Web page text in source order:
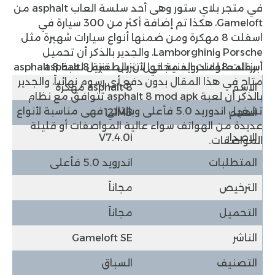
في متجر بلاي ستور وهى أحد سلسة العاب asphalt من
Gameloft، هكذا تم إضافة أكثر من 300 سيارة في
اسفلت 8 مهكرة ومن ضمنها أنواع سيارات شهيرة مثل
Porsche وLamborghini، والجدير بالذكر أن تحميل
اسفلت 8 للاندرويد مجاني لأن رابط تنزيل لعبة asphalt 8
متاح في هذا المقال بدون دفع أي رسوم نهائياً، والجدير
بالذكر أن لعبة asphalt 8 mod apk تتوافق مع نظام
تشغيل اندوريد 5.0 فأعلى وبالتالي فهى مناسبة لأنواع
عديدة من الهواتف سواء عالية المواصفات أو قليلة
المواصفات.
أبرز المعلومات الفنية حول تنزيل لعبة asphalt 8
الاسم
asphalt 8 مهكرة
الحجم 121MB
الإصدار V7.4.0i
المتطلبات اندرويد 5.0 فأعلى
الترخيص مجاناً
التحميل مجاناً
الناشر Gameloft SE
التصنيف
السباق